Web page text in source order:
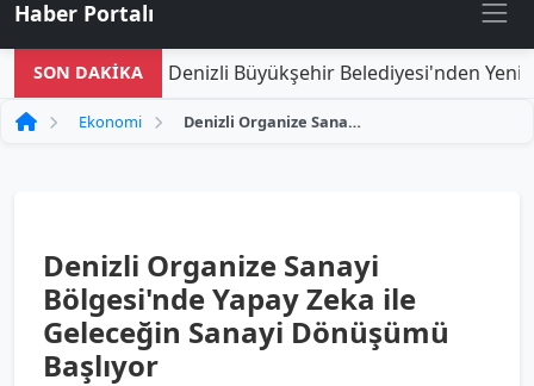
Haber Portalı
SON DAKİKA Denizli Büyükşehir Belediyesi'nden Yeni
Ekonomi Denizli Organize Sanayi Bölgesi'nde Yapay Zeka ile Geleceğin Sanayi Dönüşümü Başlıyor
Denizli Organize Sanayi
Bölgesi'nde Yapay Zeka ile
Geleceğin Sanayi Dönüşümü
Başlıyor